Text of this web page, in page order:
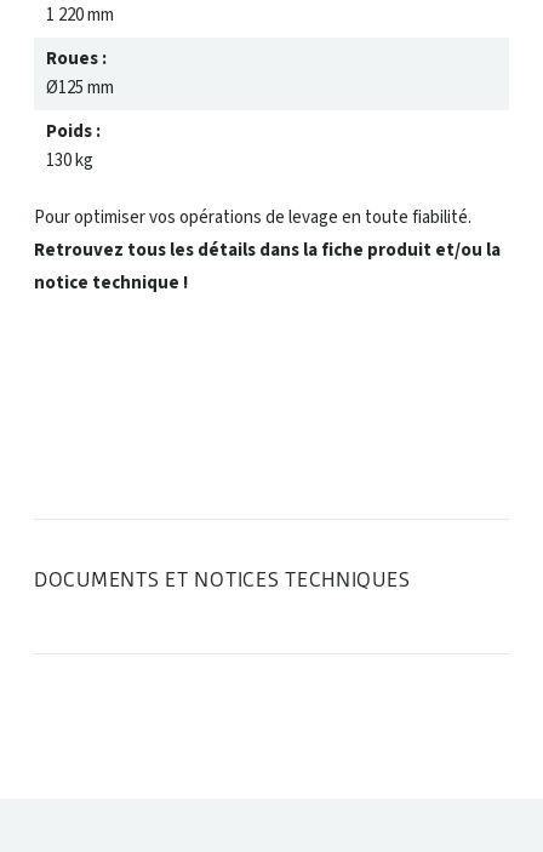
1 220 mm
Roues :
Ø125 mm
Poids :
130 kg
Pour optimiser vos opérations de levage en toute fiabilité.
Retrouvez tous les détails dans la fiche produit et/ou la
notice technique !
DOCUMENTS ET NOTICES TECHNIQUES